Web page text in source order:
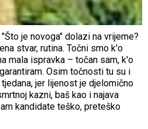
je novoga" dolazi na vrijeme?
stvar, rutina. Točni smo k'o
mala ispravka – točan sam, k'o
Osim točnosti tu su i
jer lijenost je djelomično
kazni, baš kao i najava
kandidate teško, preteško